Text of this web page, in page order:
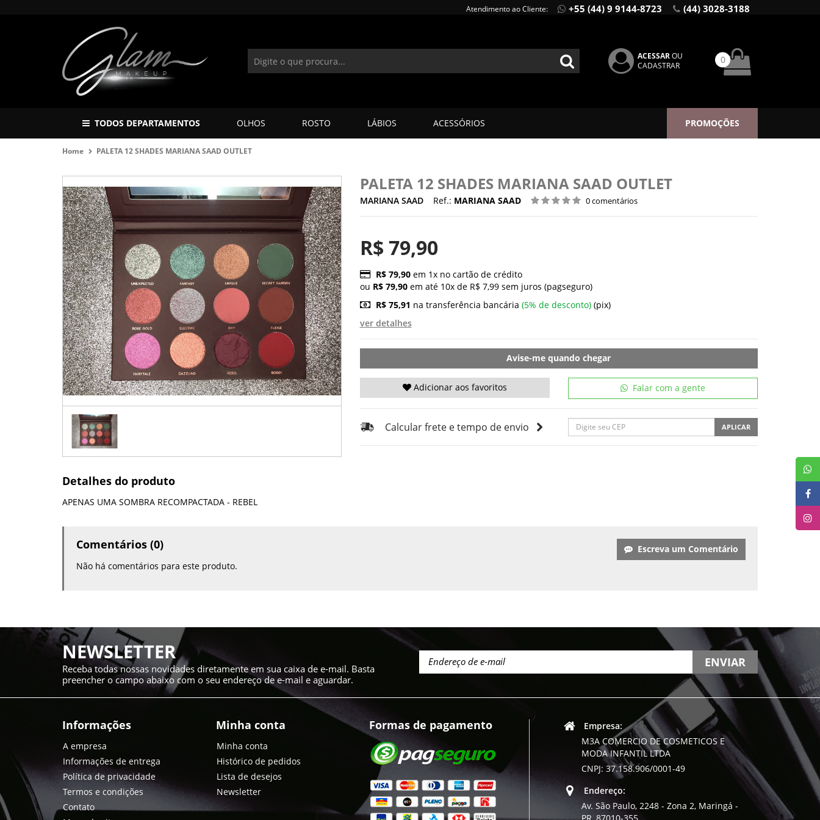
Atendimento ao Cliente: +55 (44) 9 9144-8723 (44) 3028-3188
ACESSAROU
CADASTRAR
0
TODOS DEPARTAMENTOS OLHOS ROSTO LÁBIOS ACESSÓRIOS PROMOÇÕES
Home PALETA 12 SHADES MARIANA SAAD OUTLET
PALETA 12 SHADES MARIANA SAAD OUTLET
MARIANA SAAD Ref.: MARIANA SAAD 0 comentários
R$ 79,90
R$ 79,90em 1x no cartão de crédito
ou R$ 79,90em até 10x de R$ 7,99 sem juros (pagseguro)
R$ 75,91 na transferência bancária (5% de desconto)(pix)
ver detalhes
Avise-me quando chegar
Adicionar aos favoritos Falar com a gente
Calcular frete e tempo de envio APLICAR
Detalhes do produto
APENAS UMA SOMBRA RECOMPACTADA - REBEL
Comentários (0)
Escreva um Comentário
Não há comentários para este produto.
NEWSLETTER
Receba todas nossas novidades diretamente em sua caixa de e-mail. Basta
preencher o campo abaixo com o seu endereço de e-mail e aguardar.
ENVIAR
Informações
A empresa
Informações de entrega
Política de privacidade
Termos e condições
Contato
Minha conta
Minha conta
Histórico de pedidos
Lista de desejos
Newsletter
Formas de pagamento
Empresa:
M3A COMERCIO DE COSMETICOS E
MODA INFANTIL LTDA
CNPJ: 37.158.906/0001-49
Endereço:
Av. São Paulo, 2248 - Zona 2, Maringá -